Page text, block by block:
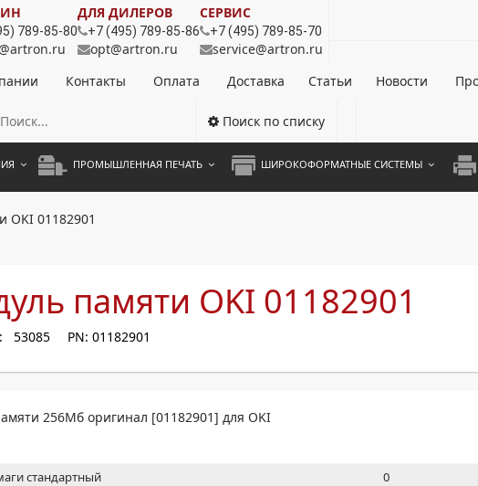
789-85-80
ДЛЯ ДИЛЕРОВ
+7 (495) 789-85-86
opt@artron.ru
СЕРВИС
+7 (495) 789-85-70
service@artron.ru
Контакты Оплата Доставка Статьи Новости
Поиск по списку
ПРОМЫШЛЕННАЯ ПЕЧАТЬ ШИРОКОФОРМАТНЫЕ СИСТЕМЫ
OKI 01182901
памяти OKI 01182901
53085 PN: 01182901
256Мб оригинал [01182901] для OKI
стандартный
0